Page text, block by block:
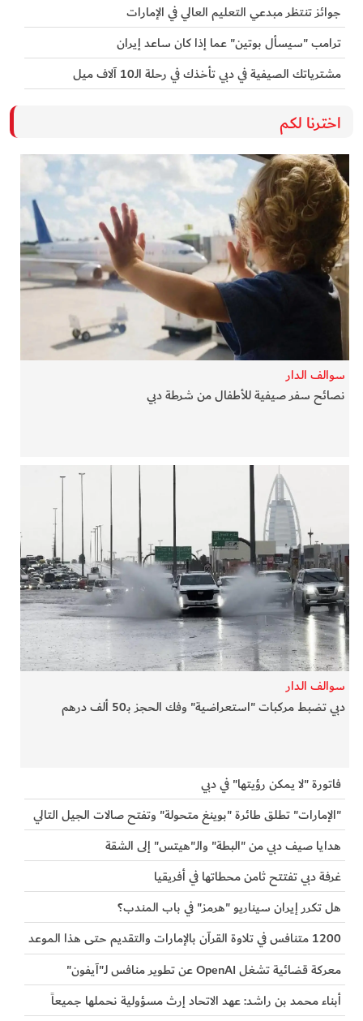
جوائز تنتظر مبدعي التعليم العالي في الإمارات
ترامب "سيسأل بوتين" عما إذا كان ساعد إيران
مشترياتك الصيفية في دبي تأخذك في رحلة الـ10 آلاف ميل
اخترنا لكم
سوالف الدار
نصائح سفر صيفية للأطفال من شرطة دبي
سوالف الدار
دبي تضبط مركبات "استعراضية" وفك الحجز بـ50 ألف درهم
فاتورة "لا يمكن رؤيتها" في دبي
"الإمارات" تطلق طائرة "بوينغ متحولة" وتفتح صالات الجيل التالي
هدايا صيف دبي من "البطة" والـ"هيتس" إلى الشقة
غرفة دبي تفتتح ثامن محطاتها في أفريقيا
هل تكرر إيران سيناريو "هرمز" في باب المندب؟
1200 متنافس في تلاوة القرآن بالإمارات والتقديم حتى هذا الموعد
معركة قضائية تشغل OpenAI عن تطوير منافس لـ"آيفون"
أبناء محمد بن راشد: عهد الاتحاد إرث مسؤولية نحملها جميعاً